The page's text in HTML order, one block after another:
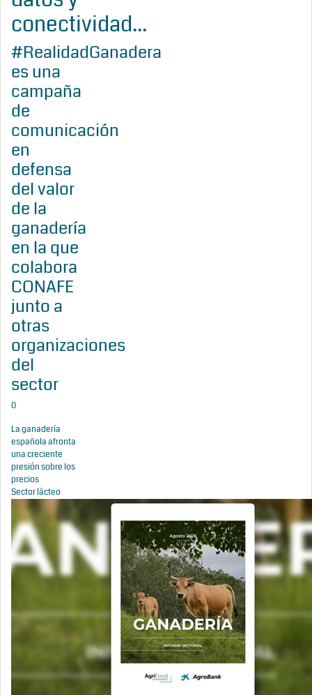
conectividad...
#RealidadGanadera
es una
campaña
de
comunicación
en
defensa
del valor
de la
ganadería
en la que
colabora
CONAFE
junto a
otras
organizaciones
del
sector
0
La ganadería
española afronta
una creciente
presión sobre los
precios
Sector lácteo